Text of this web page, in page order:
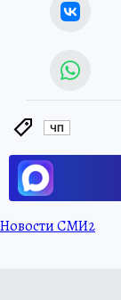
ЧП
Новости СМИ2